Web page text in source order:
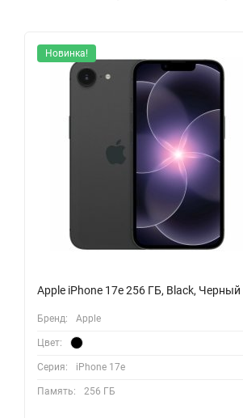
Новинка!
Apple iPhone 17e 256 ГБ, Black, Черный
Бренд: Apple
Цвет:
Серия: iPhone 17e
Память: 256 ГБ